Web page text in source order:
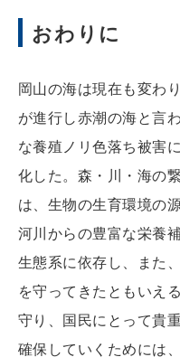
おわりに
岡山の海は現在も変わ
が進行し赤潮の海と言
な養殖ノリ色落ち被害
化した。森・川・海の
は、生物の生育環境の
河川からの豊富な栄養
生態系に依存し、また
を守ってきたともいえ
守り、国民にとって貴
確保していくためには